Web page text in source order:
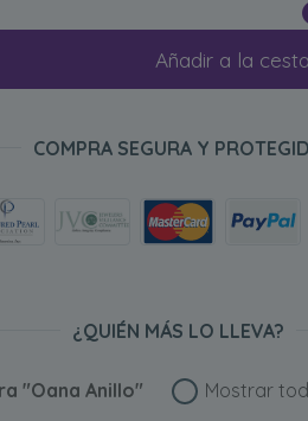
Añadir a la cesta
COMPRA SEGURA Y
¿QUIÉN MÁS LO LLEVA?
"Oana Anillo" Mostrar